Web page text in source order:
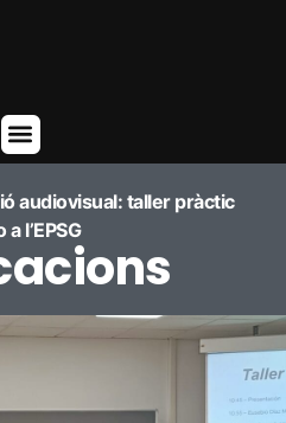
audiovisual: taller pràctic
l’EPSG